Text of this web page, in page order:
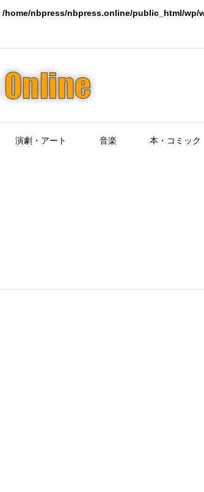
/home/nbpress/nbpress.online/public_html/
演劇・アート 音楽 本・コミック